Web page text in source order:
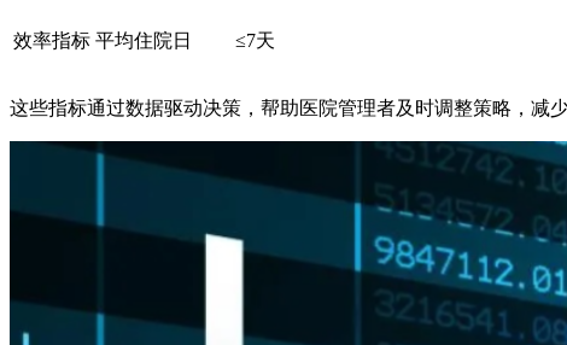
效率指标 平均住院日 ≤7天
这些指标通过数据驱动决策，帮助医院管理者及时调整策略，减